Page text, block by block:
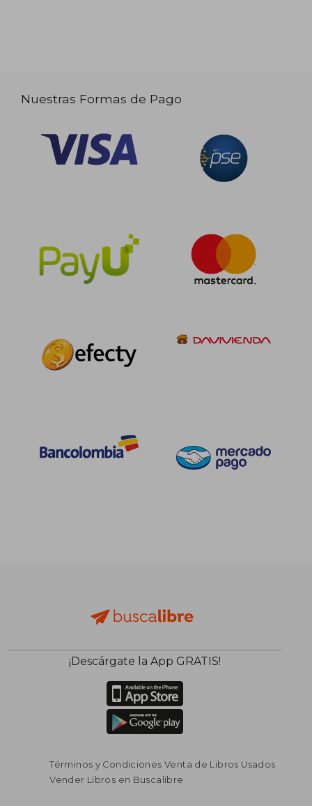
Nuestras Formas de Pago
¡Descárgate la App GRATIS!
Términos y Condiciones Venta de Libros Usados
Vender Libros en Buscalibre